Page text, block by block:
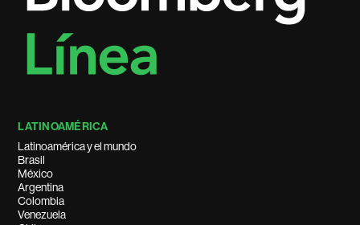
LATINOAMÉRICA
Latinoamérica y el mundo
Brasil
México
Argentina
Colombia
Venezuela